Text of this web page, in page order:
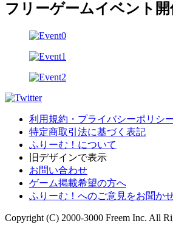
フリーゲームイベント開
利用規約・プライバシーポリシ
特定商取引法に基づく表記
ふりーむ！について
旧デザインで表示
お問い合わせ
ゲーム掲載希望の方へ
ふりーむ！へのご意見をお聞か
Copyright (C) 2000-3000 Freem Inc. All